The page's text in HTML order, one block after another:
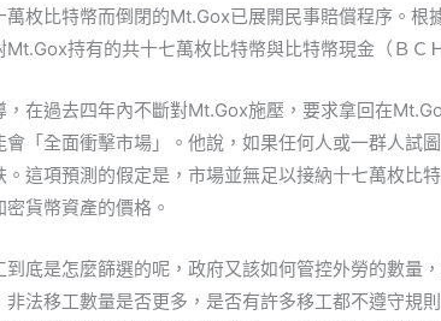
萬枚比特幣而倒閉的Mt.Gox已展開民事賠償程序。根
Mt.Gox持有的共十七萬枚比特幣與比特幣現金（ＢＣ
，在過去四年內不斷對Mt.Gox施壓，要求拿回在
會「全面衝擊市場」。他說，如果任何人或一群人試
。這項預測的假定是，市場並無足以接納十七萬枚比
貨幣資產的價格。
到底是怎麼篩選的呢，政府又該如何管控外勞的數量
非法移工數量是否更多，是否有許多移工都不遵守規